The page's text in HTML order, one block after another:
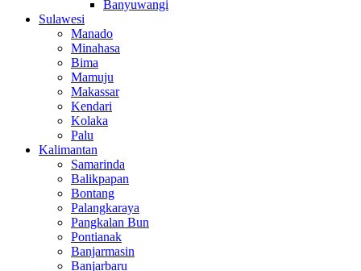
Banyuwangi
Sulawesi
Manado
Minahasa
Bima
Mamuju
Makassar
Kendari
Kolaka
Palu
Kalimantan
Samarinda
Balikpapan
Bontang
Palangkaraya
Pangkalan Bun
Pontianak
Banjarmasin
Banjarbaru